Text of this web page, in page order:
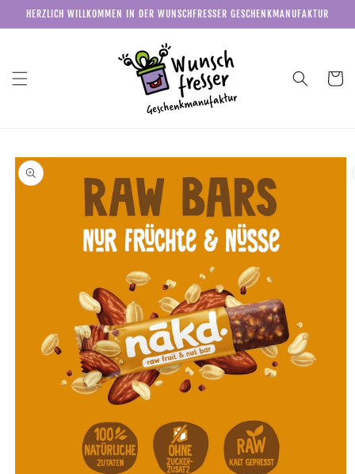
zum
Inhalt
HERZLICH WILLKOMMEN IN DER WUNSCHFRESSER GESCHENKMANUFAKTUR